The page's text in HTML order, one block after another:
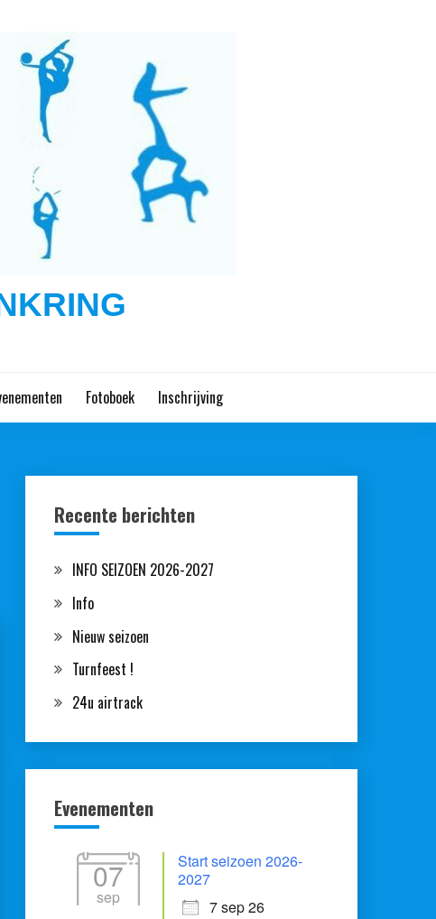
Fotoboek Inschrijving
Recente berichten
INFO SEIZOEN 2026-2027
Info
Nieuw seizoen
Turnfeest !
24u airtrack
Evenementen
07
sep
Start seizoen 2026-
2027
7 sep 26